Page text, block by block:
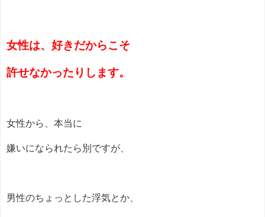
女性は、好きだからこそ
許せなかったりします。
女性から、本当に
嫌いになられたら別ですが、
男性のちょっとした浮気とか、